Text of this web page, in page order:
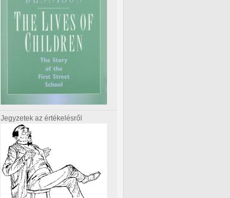
Jegyzetek az értékelésről